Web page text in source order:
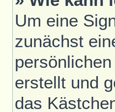
Um eine
zunächst
erstellt und
das